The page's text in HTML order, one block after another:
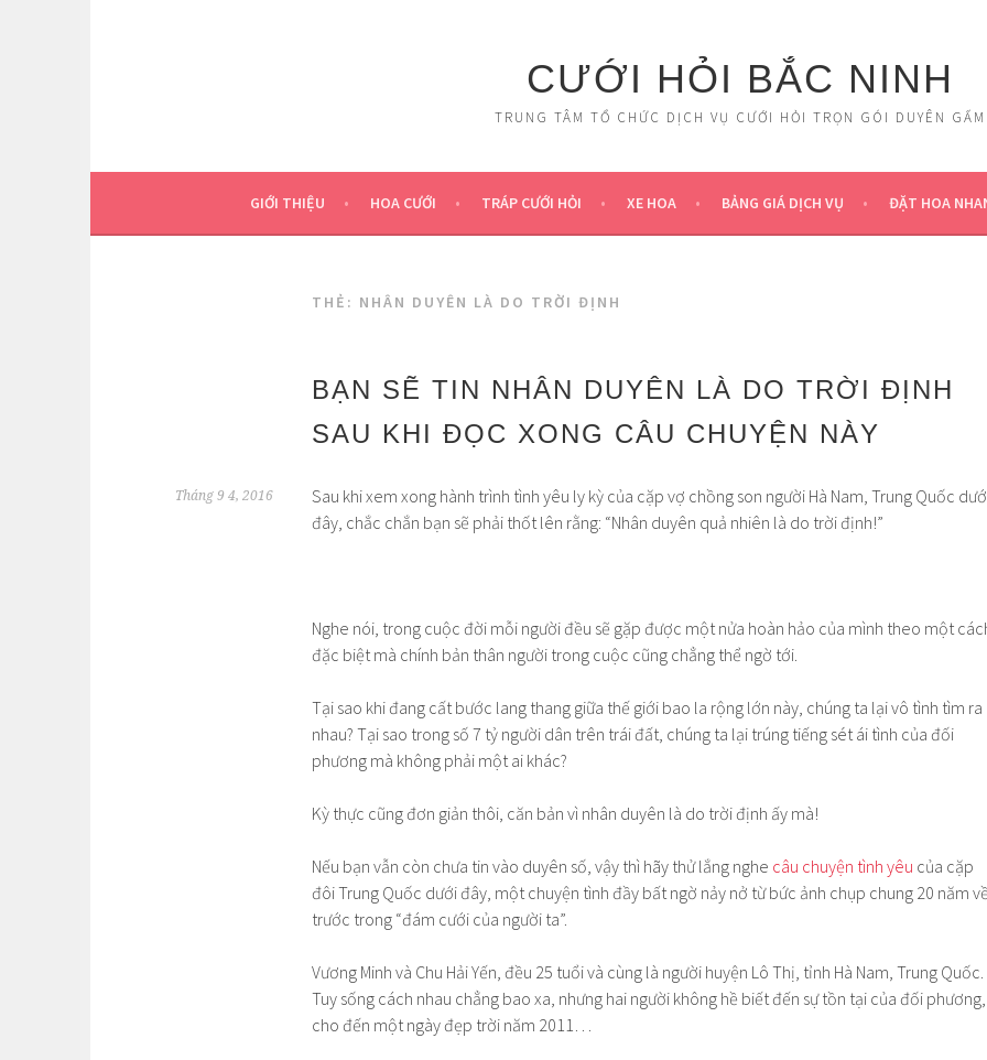
CƯỚI HỎI BẮC NINH
TRUNG TÂM TỔ CHỨC DỊCH VỤ CƯỚI HỎI TRỌN GÓI DUYÊN GẤM
GIỚI THIỆU HOA CƯỚI TRÁP CƯỚI HỎI XE HOA BẢNG GIÁ DỊCH VỤ ĐẶT HOA
THẺ: NHÂN DUYÊN LÀ DO TRỜI ĐỊNH
BẠN SẼ TIN NHÂN DUYÊN LÀ DO TRỜI ĐỊNH
SAU KHI ĐỌC XONG CÂU CHUYỆN NÀY
Tháng 9 4, 2016
Sau khi xem xong hành trình tình yêu ly kỳ của cặp vợ chồng son người Hà Nam, Trung Quốc
đây, chắc chắn bạn sẽ phải thốt lên rằng: “Nhân duyên quả nhiên là do trời định!”
Nghe nói, trong cuộc đời mỗi người đều sẽ gặp được một nửa hoàn hảo của mình theo một
đặc biệt mà chính bản thân người trong cuộc cũng chẳng thể ngờ tới.
Tại sao khi đang cất bước lang thang giữa thế giới bao la rộng lớn này, chúng ta lại vô tình tìm ra
nhau? Tại sao trong số 7 tỷ người dân trên trái đất, chúng ta lại trúng tiếng sét ái tình của đối
phương mà không phải một ai khác?
Kỳ thực cũng đơn giản thôi, căn bản vì nhân duyên là do trời định ấy mà!
Nếu bạn vẫn còn chưa tin vào duyên số, vậy thì hãy thử lắng nghe câu chuyện tình yêu của cặp
đôi Trung Quốc dưới đây, một chuyện tình đầy bất ngờ nảy nở từ bức ảnh chụp chung 20 năm
trước trong “đám cưới của người ta”.
Vương Minh và Chu Hải Yến, đều 25 tuổi và cùng là người huyện Lô Thị, tỉnh Hà Nam, Trung Quốc.
Tuy sống cách nhau chẳng bao xa, nhưng hai người không hề biết đến sự tồn tại của đối phương,
cho đến một ngày đẹp trời năm 2011…